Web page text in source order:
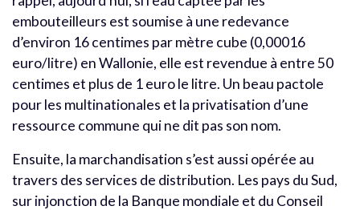
embouteilleurs est soumise à une redevance
d’environ 16 centimes par mètre cube (0,00016
euro/litre) en Wallonie, elle est revendue à entre 50
centimes et plus de 1 euro le litre. Un beau pactole
pour les multinationales et la privatisation d’une
ressource commune qui ne dit pas son nom.
Ensuite, la marchandisation s’est aussi opérée au
travers des services de distribution. Les pays du Sud,
sur injonction de la Banque mondiale et du Conseil